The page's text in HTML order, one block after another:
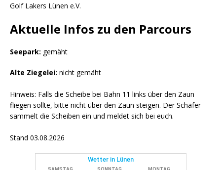
Golf Lakers Lünen e.V.
Aktuelle Infos zu den Parcours
Seepark: gemäht
Alte Ziegelei: nicht gemäht
Hinweis: Falls die Scheibe bei Bahn 11 links über den Zaun
fliegen sollte, bitte nicht über den Zaun steigen. Der Schäfer
sammelt die Scheiben ein und meldet sich bei euch.
Stand 03.08.2026